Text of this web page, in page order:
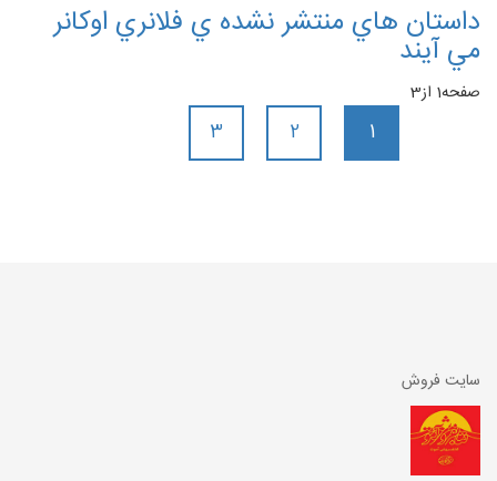
داستان هاي منتشر نشده ي فلانري اوكانر
مي آيند
صفحه1 از3
1
2
3
سایت فروش